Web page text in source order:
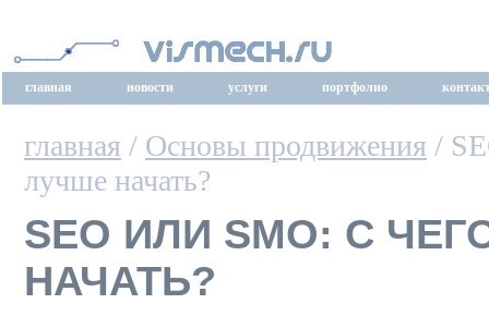
главная новости услуги портфолио
главная / Основы продвижения /
лучше начать?
SEO ИЛИ SMO: С
НАЧАТЬ?